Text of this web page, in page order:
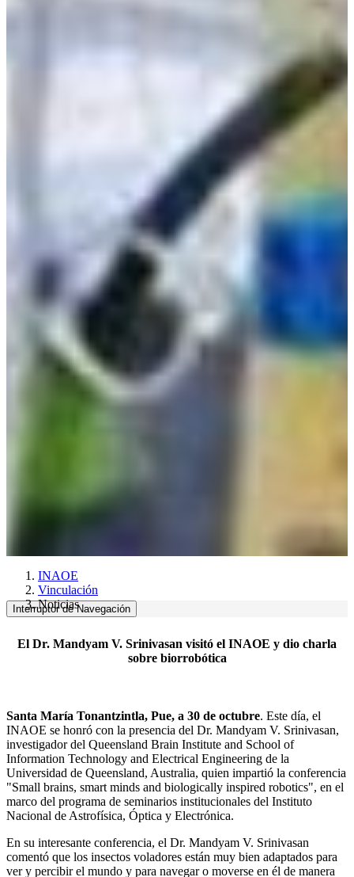
INAOE
Vinculación
Noticias
Interruptor de Navegación
El Dr. Mandyam V. Srinivasan visitó el INAOE y dio charla
sobre biorrobótica
Santa María Tonantzintla, Pue, a 30 de octubre. Este día, el
INAOE se honró con la presencia del Dr. Mandyam V. Srinivasan,
investigador del Queensland Brain Institute and School of
Information Technology and Electrical Engineering de la
Universidad de Queensland, Australia, quien impartió la conferencia
"Small brains, smart minds and biologically inspired robotics", en el
marco del programa de seminarios institucionales del Instituto
Nacional de Astrofísica, Óptica y Electrónica.
En su interesante conferencia, el Dr. Mandyam V. Srinivasan
comentó que los insectos voladores están muy bien adaptados para
ver y percibir el mundo y para navegar o moverse en él de manera